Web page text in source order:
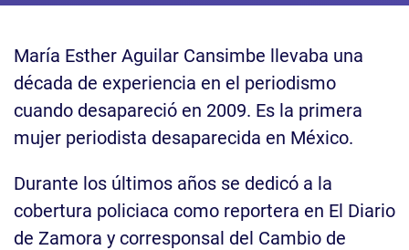
María Esther Aguilar Cansimbe llevaba una
década de experiencia en el periodismo
cuando desapareció en 2009. Es la primera
mujer periodista desaparecida en México.
Durante los últimos años se dedicó a la
cobertura policiaca como reportera en El Diario
de Zamora y corresponsal del Cambio de